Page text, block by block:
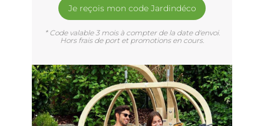
Je reçois mon code Jardindéco
* Code valable 3 mois à compter de la date d'envoi.
Hors frais de port et promotions en cours.